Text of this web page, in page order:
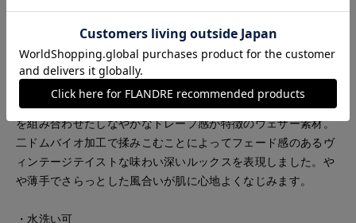
節可能。デイリー使いしやすい長すぎない丈感で、シンプルで
合わせすく、さり気ない光沢感は夏のカジュアルスタイルのア
クセントにおすすめです。
■素材
植物由来でサスティナブルなテンセルリヨセル繊維とナイロン
を組み合わせたしなやかなドレープ感が特徴のウェザー素材。
二ドムバイオ加工で揉みこむことによってフェード感のあるヴ
ィンテージテイストな味わい深いルックスを表現しました。や
や薄手でさらっとした風合いが肌に心地よくなじみます。
・水洗い可